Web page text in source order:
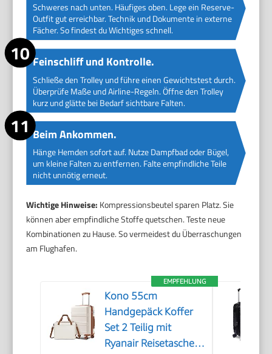
Schweres nach unten. Häufiges oben. Lege ein Reserve-
Outfit gut erreichbar. Technik und Dokumente in externe
Fächer. So findest du Wichtiges schnell.
Feinschliff und Kontrolle.
Schließe den Trolley und führe einen Gewichtstest durch.
Überprüfe Maße und Airline-Regeln. Öffne den Trolley
kurz und glätte bei Bedarf sichtbare Falten.
Beim Ankommen.
Hänge Hemden sofort auf. Nutze Dampfbad oder Bügel,
um kleine Falten zu entfernen. Falte empfindliche Teile
nicht unnötig erneut.
Wichtige Hinweise: Kompressionsbeutel sparen Platz. Sie
können aber empfindliche Stoffe quetschen. Teste neue
Kombinationen zu Hause. So vermeidest du Überraschungen
am Flughafen.
EMPFEHLUNG
Kono 55cm
Handgepäck Koffer
Set 2 Teilig mit
Ryanair Reisetasche